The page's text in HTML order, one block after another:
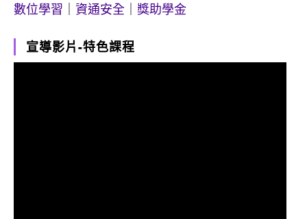
數位學習
資通安全 獎助學金
宣導影片-特色課程